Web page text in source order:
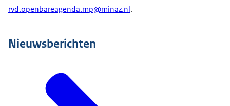
rvd.openbareagenda.mp@minaz.nl .
Nieuwsberichten